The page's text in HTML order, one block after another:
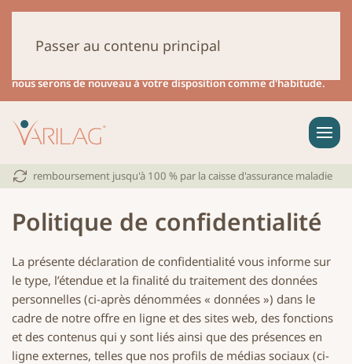
demandes via le formulaire de contact, par e-mail ou par téléphone ne
nous serons de nouveau à votre disposition comme d'habitude.
Passer au contenu principal
remboursement jusqu'à 100 % par la caisse d'assurance maladie
Politique de confidentialité
La présente déclaration de confidentialité vous informe sur
le type, l’étendue et la finalité du traitement des données
personnelles (ci-après dénommées « données ») dans le
cadre de notre offre en ligne et des sites web, des fonctions
et des contenus qui y sont liés ainsi que des présences en
ligne externes, telles que nos profils de médias sociaux (ci-